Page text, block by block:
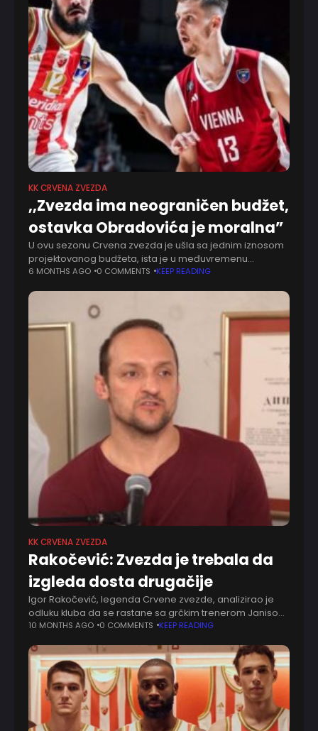
KK CRVENA ZVEZDA
,,Zvezda ima neograničen budžet,
ostavka Obradovića je moralna”
U ovu sezonu Crvena zvezda je ušla sa jednim iznosom
projektovanog budžeta, ista je u međuvremenu
uvećana. Ulaganja Igor Rakočević pozdravlja, ali
6 MONTHS AGO 0 COMMENTS KEEP READING
KK CRVENA ZVEZDA
Rakočević: Zvezda je trebala da
izgleda dosta drugačije
Igor Rakočević, legenda Crvene zvezde, analizirao je
odluku kluba da se rastane sa grčkim trenerom Janisom
Sferopulosom nakon lošeg starta sezone. Tri poraza –
10 MONTHS AGO 0 COMMENTS KEEP READING